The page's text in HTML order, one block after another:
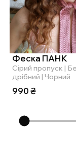
Феска ПАНК
Cірий пропуск |
дрібний | Чорний
990₴